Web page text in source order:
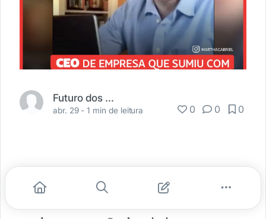
Futuro dos Negócios
abr. 29 -1 min de leitura 0 0 0
Conforme as criptomoedas ganham